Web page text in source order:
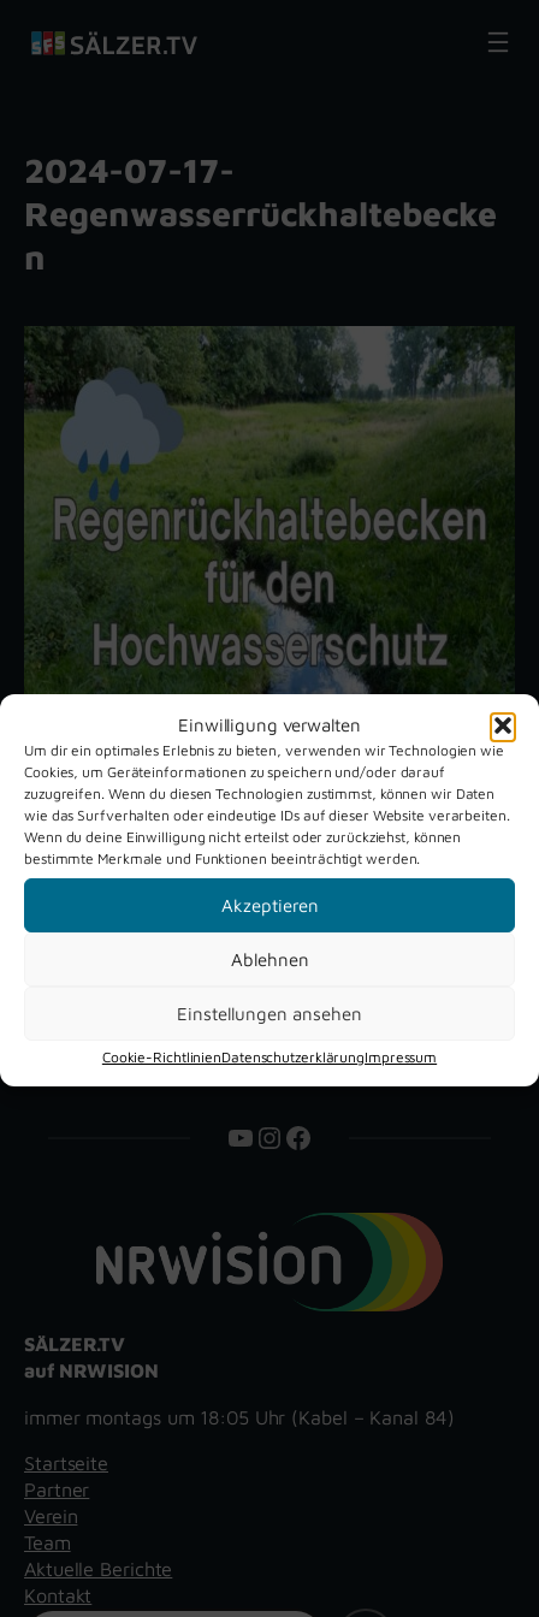
Einwilligung verwalten
Um dir ein optimales Erlebnis zu bieten, verwenden wir Technologien wie
Cookies, um Geräteinformationen zu speichern und/oder darauf
zuzugreifen. Wenn du diesen Technologien zustimmst, können wir Daten
wie das Surfverhalten oder eindeutige IDs auf dieser Website verarbeiten.
Wenn du deine Einwilligung nicht erteilst oder zurückziehst, können
bestimmte Merkmale und Funktionen beeinträchtigt werden.
Akzeptieren
Ablehnen
Einstellungen ansehen
Cookie-RichtlinienDatenschutzerklärungImpressum
2024-07-17-
Regenwasserrückhaltebecke
n
Unsere aktuellen Reportagen
Schützenfest
Verne 2026
Dreckburg
YouTube
Instagram
Facebook
SÄLZER.TV
auf NRWISION
immer montags um 18:05 Uhr (Kabel – Kanal 84)
Startseite
Partner
Verein
Team
Aktuelle Berichte
Kontakt